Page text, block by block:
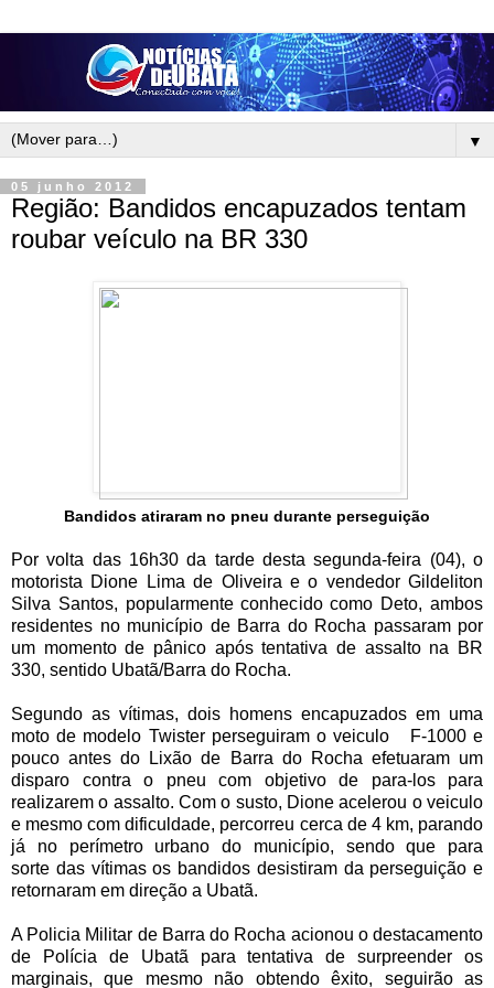
▼
05 junho 2012
Região: Bandidos encapuzados tentam
roubar veículo na BR 330
Bandidos atiraram no pneu durante perseguição
Por volta das 16h30 da tarde desta segunda-feira (04), o
motorista Dione Lima de Oliveira e o vendedor Gildeliton
Silva Santos, popularmente conhecido como Deto, ambos
residentes no município de Barra do Rocha passaram por
um momento de pânico após tentativa de assalto na BR
330, sentido Ubatã/Barra do Rocha.
Segundo as vítimas, dois homens encapuzados em uma
moto de modelo Twister perseguiram o veiculo F-1000 e
pouco antes do Lixão de Barra do Rocha efetuaram um
disparo contra o pneu com objetivo de para-los para
realizarem o assalto. Com o susto, Dione acelerou o veiculo
e mesmo com dificuldade, percorreu cerca de 4 km, parando
já no perímetro urbano do município, sendo que para
sorte das vítimas os bandidos desistiram da perseguição e
retornaram em direção a Ubatã.
A Policia Militar de Barra do Rocha acionou o destacamento
de Polícia de Ubatã para tentativa de surpreender os
marginais, que mesmo não obtendo êxito, seguirão as